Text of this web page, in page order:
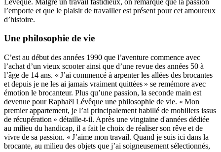
l’emporte et que le plaisir de travailler est présent pour cet amoureux
d’histoire.
Une philosophie de vie
C’est au début des années 1990 que l’aventure commence avec
l’achat d’un vieux scooter ainsi que d’une revue des années 50 à
l’âge de 14 ans. « J’ai commencé à arpenter les allées des brocantes
et depuis je ne les ai jamais vraiment quittées » se remémore avec
émotion le brocanteur. Plus qu’une passion, la seconde main est
devenue pour Raphaël Lévêque une philosophie de vie. « Mon
premier appartement, je l’ai principalement habillé de mobiliers issus
de récupération » détaille-t-il. Après une vingtaine d'années dédiée
au milieu du handicap, il a fait le choix de réaliser son rêve et de
vivre de sa passion. « J’aime mon travail. Quand je suis ici dans la
brocante, au milieu des objets que j’ai soigneusement sélectionnés,